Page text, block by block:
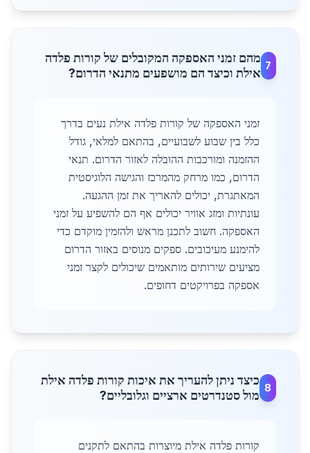
7
מהם זמני האספקה המקובלים של קורות פלדה
אילת וכיצד הם מושפעים מתנאי הדרום?
זמני האספקה של קורות פלדה אילת נעים בדרך
כלל בין שבוע לשבועיים, בהתאם למלאי, גודל
ההזמנה ומורכבות ההובלה לאזור הדרום. תנאי
הדרום, כמו מרחק מהמרכז והגישה הלוגיסטית
המאתגרת, יכולים להאריך את זמן ההגעה.
עונתיות ומזג אוויר יכולים אף הם להשפיע על זמני
האספקה. חשוב לתכנן מראש ולהזמין מוקדם כדי
להימנע מעיכובים. ספקים מנוסים באזור הדרום
מציעים שירותים מותאמים שיכולים לקצר זמני
אספקה בפרויקטים דחופים.
8
כיצד ניתן להעריך את איכות קורות פלדה אילת
מול סטנדרטים ארציים וגלובליים?
קורות פלדה אילת מיוצרות בהתאם לתקנים